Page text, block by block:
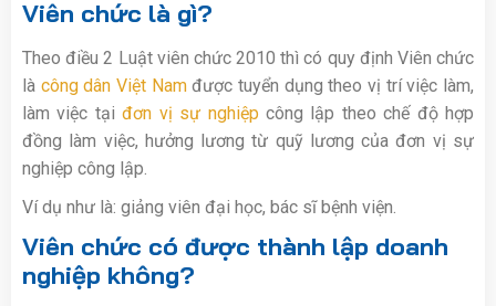
Viên chức là gì?
Theo điều 2 Luật viên chức 2010 thì có quy định Viên chức
là công dân Việt Namđược tuyển dụng theo vị trí việc làm,
làm việc tạiđơn vị sự nghiệp công lập theo chế độ hợp
đồng làm việc, hưởng lương từ quỹ lương của đơn vị sự
nghiệp công lập.
Ví dụ như là: giảng viên đại học, bác sĩ bệnh viện.
Viên chức có được thành lập doanh
nghiệp không?